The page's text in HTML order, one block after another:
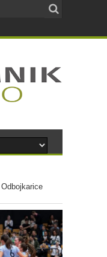
Odbojkarice